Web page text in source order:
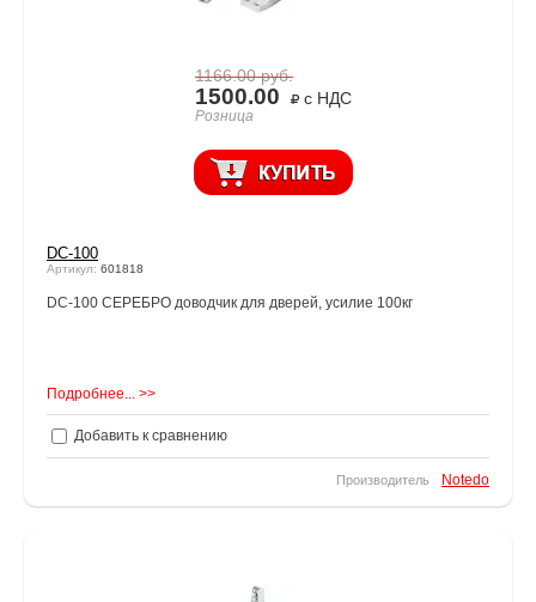
1166.00руб.
1500.00 с НДС
Розница
DC-100
Артикул: 601818
DC-100 СЕРЕБРО доводчик для дверей, усилие 100кг
Подробнее... >>
Добавить к сравнению
Производитель Notedo